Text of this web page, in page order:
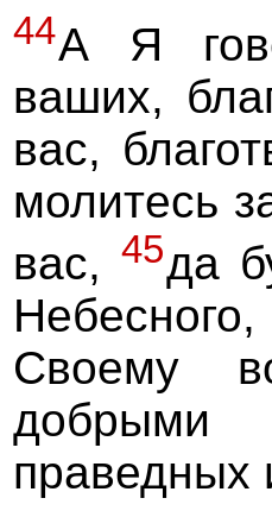
44А Я
ваших,
вас,
молитесь
вас, 45да
Своему
добрыми
праведных